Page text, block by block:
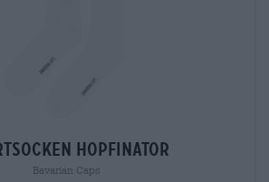
hopfinator
Bavarian Caps